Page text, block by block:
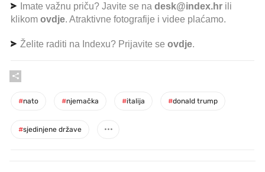
Imate važnu priču? Javite se na desk@index.hr ili
klikom ovdje. Atraktivne fotografije i videe plaćamo.
Želite raditi na Indexu? Prijavite se ovdje.
#nato #njemačka #italija #donald trump
#sjedinjene države